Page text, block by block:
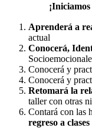
¡Iniciamos
Aprenderá a
actual
Conocerá,
Conocerá y
Conocerá y
Retomará la
taller con otras
Contará con las
regreso a